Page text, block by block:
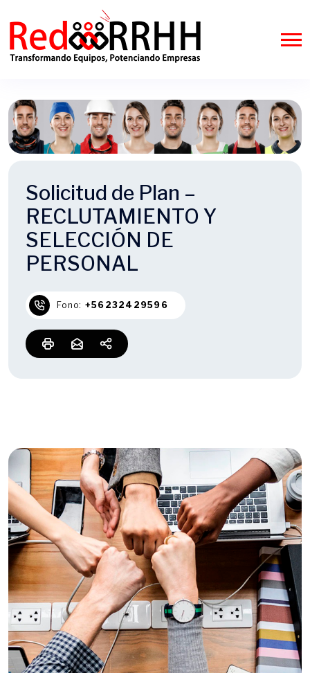
Solicitud de Plan –
RECLUTAMIENTO Y
SELECCIÓN DE
PERSONAL
Fono: +56232429596